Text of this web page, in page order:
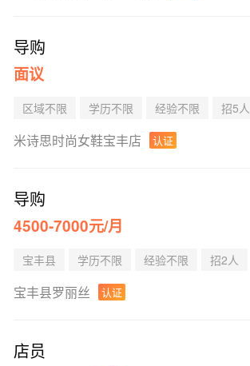
导购
面议
区域不限 学历不限 经验不限 招5人
米诗思时尚女鞋宝丰店 认证
导购
4500-7000元/月
宝丰县 学历不限 经验不限 招2人
宝丰县罗丽丝 认证
店员